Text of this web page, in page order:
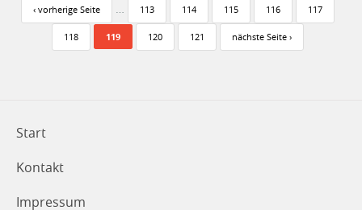
‹ vorherige Seite … 113 114 115 116 117
118 119 120 121 nächste Seite ›
Start
Kontakt
Impressum